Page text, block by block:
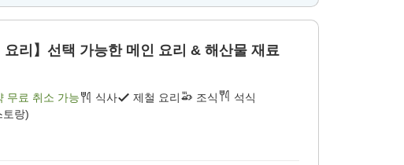
요리】선택 가능한 메인 요리 & 해산물 재료
무료 취소 가능 식사 제철 요리 조식
석식
토랑)